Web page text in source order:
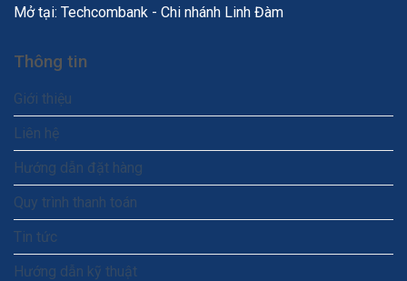
Mở tại: Techcombank - Chi nhánh Linh Đàm
Thông tin
Giới thiệu
Liên hệ
Hướng dẫn đặt hàng
Quy trình thanh toán
Tin tức
Hướng dẫn kỹ thuật